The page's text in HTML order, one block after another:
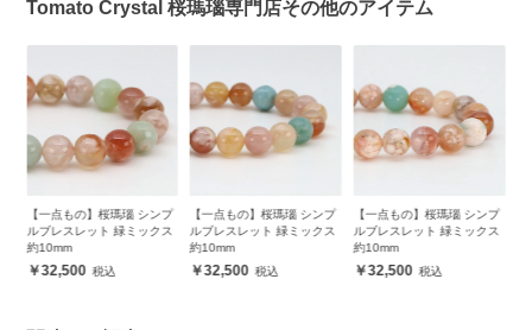
Tomato Crystal 桜瑪瑙専門店その他のアイテム
【一点もの】桜瑪瑙 シンプ
ルブレスレット 緑ミックス
約10mm
32,500
【一点もの】桜瑪瑙 シンプ
ルブレスレット 緑ミックス
約10mm
32,500
【一点もの】桜瑪瑙 シンプ
ルブレスレット 緑ミックス
約10mm
32,500
【一
ーツ